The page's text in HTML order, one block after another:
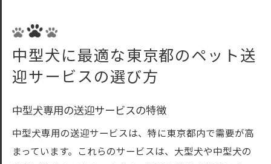
中型犬に最適な東京都のペット送
迎サービスの選び方
中型犬専用の送迎サービスの特徴
中型犬専用の送迎サービスは、特に東京都内で需要が高
まっています。これらのサービスは、大型犬や中型犬の